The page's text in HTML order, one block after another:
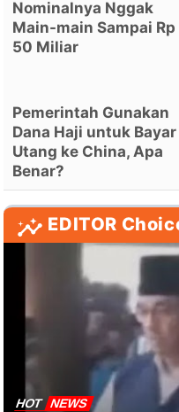
Nominalnya Nggak
Main-main Sampai Rp
50 Miliar
Pemerintah Gunakan
Dana Haji untuk Bayar
Utang ke China, Apa
Benar?
EDITOR
HOT NEWS